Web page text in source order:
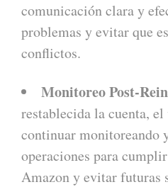
comunicación clara y
problemas y evitar que
conflictos.
Monitoreo Post-
restablecida la cuenta, el
continuar monitoreando
operaciones para
Amazon y evitar futuras